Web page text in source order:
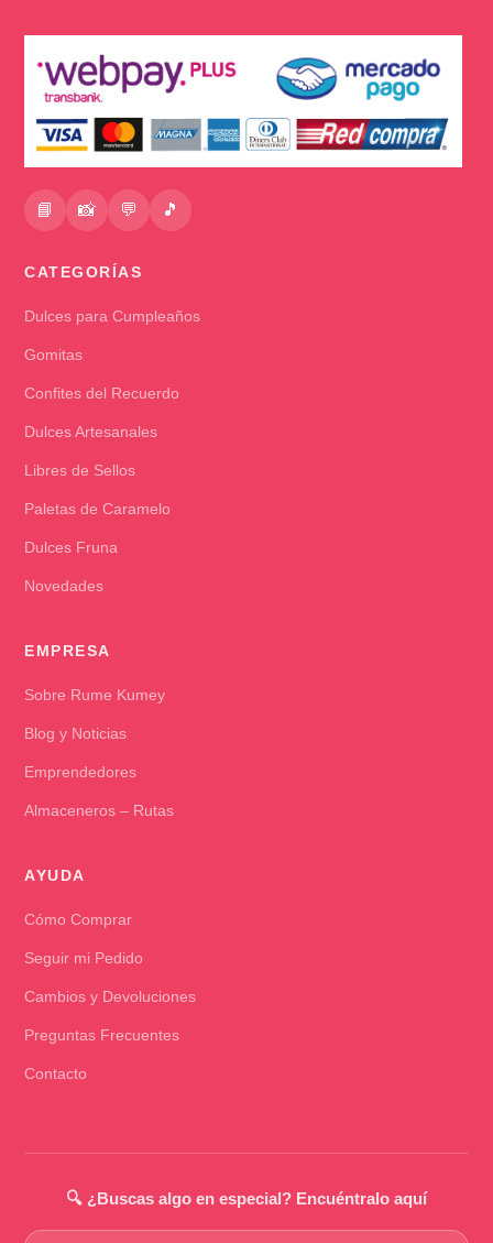
📘 📸 💬 🎵
CATEGORÍAS
Dulces para Cumpleaños
Gomitas
Confites del Recuerdo
Dulces Artesanales
Libres de Sellos
Paletas de Caramelo
Dulces Fruna
Novedades
EMPRESA
Sobre Rume Kumey
Blog y Noticias
Emprendedores
Almaceneros – Rutas
AYUDA
Cómo Comprar
Seguir mi Pedido
Cambios y Devoluciones
Preguntas Frecuentes
Contacto
🔍 ¿Buscas algo en especial? Encuéntralo aquí